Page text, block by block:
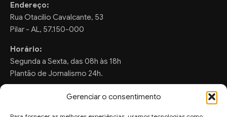
Gerenciar o consentimento
Endereço:
Rua Otacilio Cavalcante, 53
Pilar - AL, 57.150-000
Horário:
Segunda a Sexta, das 08h às 18h
Plantão de Jornalismo 24h.